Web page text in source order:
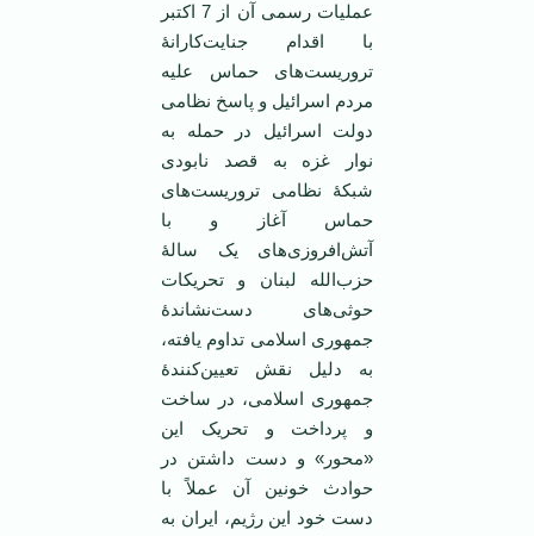
عملیات رسمی آن از 7 اکتبر
با اقدام جنایت‌کارانۀ
تروریست‌های حماس علیه
مردم اسرائیل و پاسخ نظامی
دولت اسرائیل در حمله به
نوار غزه به قصد نابودی
شبکۀ نظامی تروریست‌های
حماس آغاز و با
آتش‌افروزی‌های یک سالۀ
حزب‌الله لبنان و تحریکات
حوثی‌های دست‌نشاندۀ
جمهوری اسلامی تداوم یافته،
به دلیل نقش تعیین‌کنندۀ
جمهوری اسلامی، در ساخت
و پرداخت و تحریک این
«محور» و دست داشتن در
حوادث خونین آن عملاً با
دست خود این رژیم، ایران به